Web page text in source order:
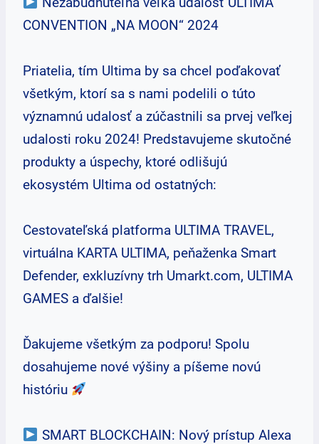
CONVENTION „NA MOON“ 2024
Priatelia, tím Ultima by sa chcel poďakovať
všetkým, ktorí sa s nami podelili o túto
významnú udalosť a zúčastnili sa prvej veľkej
udalosti roku 2024! Predstavujeme skutočné
produkty a úspechy, ktoré odlišujú
ekosystém Ultima od ostatných:
Cestovateľská platforma ULTIMA TRAVEL,
virtuálna KARTA ULTIMA, peňaženka Smart
Defender, exkluzívny trh Umarkt.com, ULTIMA
GAMES a ďalšie!
Ďakujeme všetkým za podporu! Spolu
dosahujeme nové výšiny a píšeme novú
históriu
SMART BLOCKCHAIN: Nový prístup Alexa